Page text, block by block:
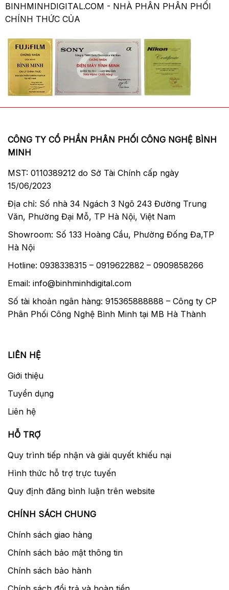
BINHMINHDIGITAL.COM - NHÀ PHÂN PHÂN PHỐI
CHÍNH THỨC CỦA
CÔNG TY CỔ PHẦN PHÂN PHỐI CÔNG NGHỆ BÌNH
MINH
MST: 0110389212 do Sở Tài Chính cấp ngày
15/06/2023
Địa chỉ: Số nhà 34 Ngách 3 Ngõ 243 Đường Trung
Văn, Phường Đại Mỗ, TP Hà Nội, Việt Nam
Showroom: Số 133 Hoàng Cầu, Phường Đống Đa,TP
Hà Nội
Hotline: 0938338315 – 0919622882 – 0909858266
Email: info@binhminhdigital.com
Số tài khoản ngân hàng: 915365888888 – Công ty CP
Phân Phối Công Nghệ Bình Minh tại MB Hà Thành
LIÊN HỆ
Giới thiệu
Tuyển dụng
Liên hệ
HỖ TRỢ
Quy trình tiếp nhận và giải quyết khiếu nại
Hình thức hỗ trợ trực tuyến
Quy định đăng bình luận trên website
CHÍNH SÁCH CHUNG
Chính sách giao hàng
Chính sách bảo mật thông tin
Chính sách bảo hành